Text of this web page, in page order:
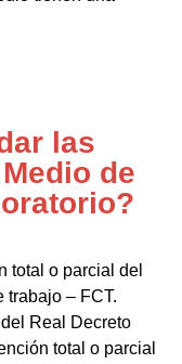
las
de
total o parcial del
trabajo – FCT.
Real Decreto
total o parcial